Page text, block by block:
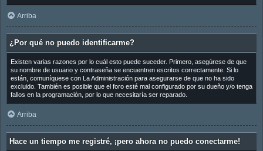
Arriba
¿Por qué no puedo identificarme?
Existen varias razones por lo cuál esto puede suceder. Primero, asegúrese de que
su nombre de usuario y contraseña se encuentren escritos correctamente. Si lo
están, comuníquese con La Administración para asegurarse de que no ha sido
excluido. También es posible que el foro esté mal configurado por su dueño y/o tenga
fallos en la programación, por lo que necesitaría ser reparado.
Arriba
Hace un tiempo me registré, ¡pero ahora no puedo conectarme!